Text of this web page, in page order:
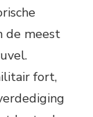
de meest
fort,